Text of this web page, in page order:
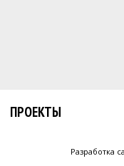
ПРОЕКТЫ
Разработка